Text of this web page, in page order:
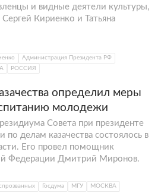
и видные деятели культуры,
Кириенко и Татьяна
Администрация Президента РФ
РОССИЯ
определил меры
молодежи
Совета при президенте
по делам казачества состоялось в
Его провел помощник
Федерации Дмитрий Миронов.
Госдума МГУ
МОСКВА